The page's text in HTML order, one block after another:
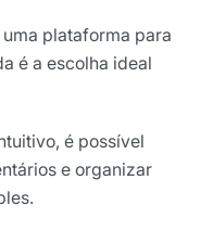
plataforma para
é a escolha ideal
é possível
e organizar